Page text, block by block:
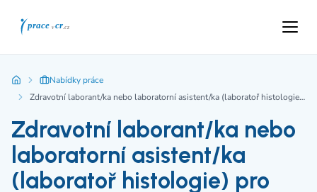
Nabídky práce
Zdravotní laborant/ka nebo laboratorní asistent/ka (laboratoř histologie) pro Ústav patologie a molekulární medicíny
Zdravotní laborant/ka nebo
laboratorní asistent/ka
(laboratoř histologie) pro